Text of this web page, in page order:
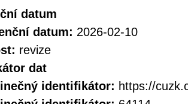
datum
datum: 2026-02-10
revize
dat
identifikátor: https://